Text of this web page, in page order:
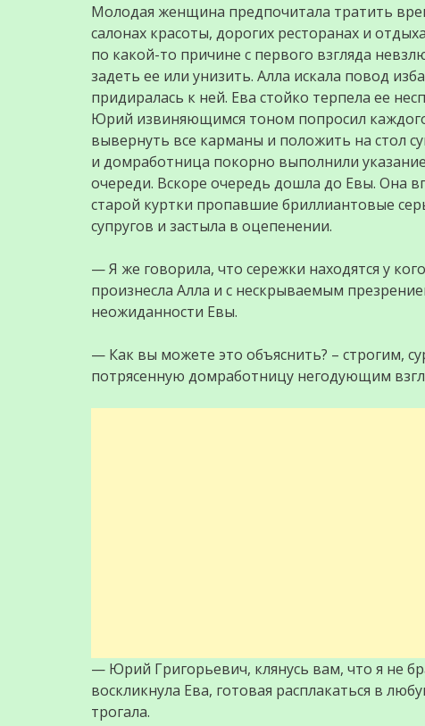
Молодая женщина предпочитала тратить
салонах красоты, дорогих ресторанах и
по какой-то причине с первого взгляда
задеть ее или унизить. Алла искала повод
придиралась к ней. Ева стойко терпела ее
Юрий извиняющимся тоном попросил
вывернуть все карманы и положить на стол
и домработница покорно выполнили
очереди. Вскоре очередь дошла до Евы. Она
старой куртки пропавшие бриллиантовые
супругов и застыла в оцепенении.
— Я же говорила, что сережки находятся у
произнесла Алла и с нескрываемым
неожиданности Евы.
— Как вы можете это объяснить? – строгим,
потрясенную домработницу негодующим
— Юрий Григорьевич, клянусь вам, что я не
воскликнула Ева, готовая расплакаться в
трогала.